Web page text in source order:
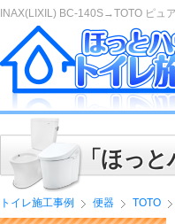
INAX(LIXIL) BC-140S→TOTO ピュ
「ほっ
トイレ施工事例 便器 TOTO